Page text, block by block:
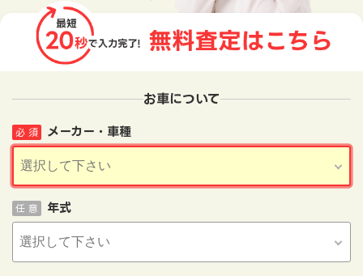
お車について
メーカー・車種
必 須
年式
任 意